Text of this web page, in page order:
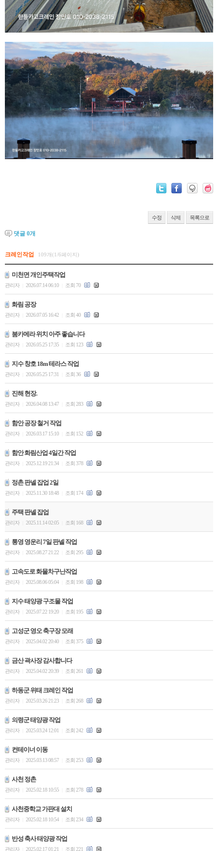
수정 삭제 목록으로
댓글 0개
크레인작업 109개(1/6페이지)
미천면 개인주택작업
관리자 2026.07.14 06:10 조회 70
화림 공장
관리자 2026.07.05 16:42 조회 40
붐카메라 위치 아주 좋습니다
관리자 2026.05.25 17:35 조회 123
지수 창호 18m 테라스 작업
관리자 2026.05.25 17:31 조회 36
진해 현장.
관리자 2026.04.08 13:47 조회 283
함안 공장 철거 작업
관리자 2026.03.17 15:10 조회 152
함안 화림산업 4일간 작업
관리자 2025.12.19 21:34 조회 378
정촌 판넬 잡업 2일
관리자 2025.11.30 18:48 조회 174
주택 판넬 잡업
관리자 2025.11.14 02:05 조회 168
통영 영운리 7일 판넬 작업
관리자 2025.08.27 21:22 조회 295
고속도로 화물차구난작업
관리자 2025.08.06 05:04 조회 198
지수 태양광 구조물 작업
관리자 2025.07.22 19:20 조회 195
고성군 영오 축구장 모래
관리자 2025.04.02 20:40 조회 375
금산 곽사장 감사합니다
관리자 2025.04.02 20:39 조회 261
하동군 위태 크레인 작업
관리자 2025.03.26 21:23 조회 268
의령군 태양광 작업
관리자 2025.03.24 12:01 조회 242
컨테이너 이동
관리자 2025.03.13 08:57 조회 253
사천 정촌
관리자 2025.02.18 10:55 조회 278
사천중학교 가판대 설치
관리자 2025.02.18 10:54 조회 234
반성 축사 태양광 작업
관리자 2025.02.17 01:21 조회 221